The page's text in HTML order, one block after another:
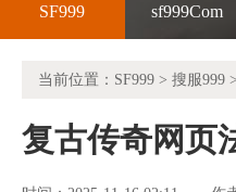
SF999 sf999Com
当前位置： SF999 > 搜服999
复古传奇网页